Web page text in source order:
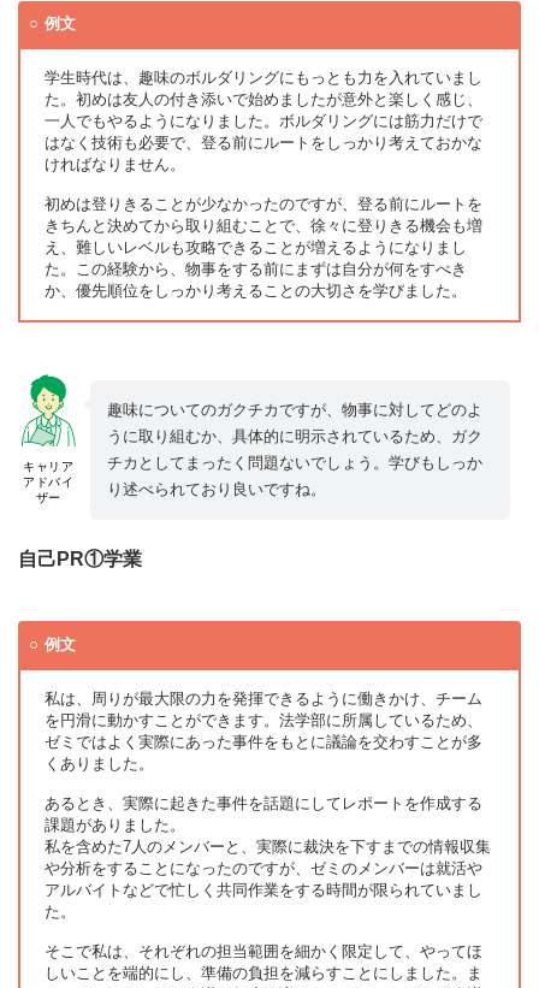
例文
学生時代は、趣味のボルダリングにもっとも力を入れていまし
た。初めは友人の付き添いで始めましたが意外と楽しく感じ、
一人でもやるようになりました。ボルダリングには筋力だけで
はなく技術も必要で、登る前にルートをしっかり考えておかな
ければなりません。
初めは登りきることが少なかったのですが、登る前にルートを
きちんと決めてから取り組むことで、徐々に登りきる機会も増
え、難しいレベルも攻略できることが増えるようになりまし
た。この経験から、物事をする前にまずは自分が何をすべき
か、優先順位をしっかり考えることの大切さを学びました。
キャリア
アドバイ
ザー
趣味についてのガクチカですが、物事に対してどのよ
うに取り組むか、具体的に明示されているため、ガク
チカとしてまったく問題ないでしょう。学びもしっか
り述べられており良いですね。
自己PR①学業
例文
私は、周りが最大限の力を発揮できるように働きかけ、チーム
を円滑に動かすことができます。法学部に所属しているため、
ゼミではよく実際にあった事件をもとに議論を交わすことが多
くありました。
あるとき、実際に起きた事件を話題にしてレポートを作成する
課題がありました。
私を含めた7人のメンバーと、実際に裁決を下すまでの情報収集
や分析をすることになったのですが、ゼミのメンバーは就活や
アルバイトなどで忙しく共同作業をする時間が限られていまし
た。
そこで私は、それぞれの担当範囲を細かく限定して、やってほ
しいことを端的にし、準備の負担を減らすことにしました。ま